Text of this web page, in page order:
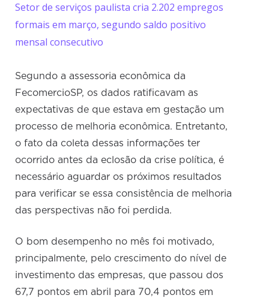
Setor de serviços paulista cria 2.202 empregos
formais em março, segundo saldo positivo
mensal consecutivo
Segundo a assessoria econômica da
FecomercioSP, os dados ratificavam as
expectativas de que estava em gestação um
processo de melhoria econômica. Entretanto,
o fato da coleta dessas informações ter
ocorrido antes da eclosão da crise política, é
necessário aguardar os próximos resultados
para verificar se essa consistência de melhoria
das perspectivas não foi perdida.
O bom desempenho no mês foi motivado,
principalmente, pelo crescimento do nível de
investimento das empresas, que passou dos
67,7 pontos em abril para 70,4 pontos em